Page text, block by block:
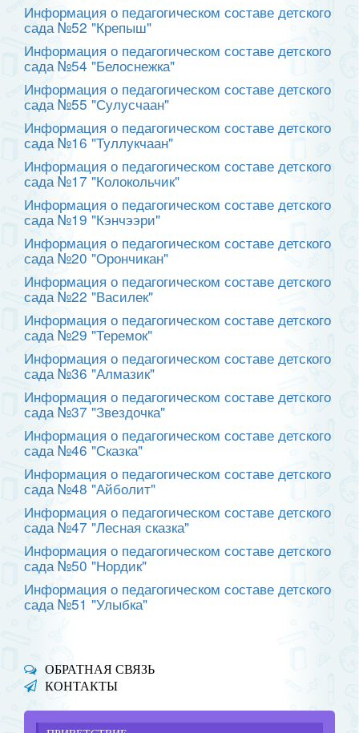
Информация о педагогическом составе детского
сада №52 "Крепыш"
Информация о педагогическом составе детского
сада №54 "Белоснежка"
Информация о педагогическом составе детского
сада №55 "Сулусчаан"
Информация о педагогическом составе детского
сада №16 "Туллукчаан"
Информация о педагогическом составе детского
сада №17 "Колокольчик"
Информация о педагогическом составе детского
сада №19 "Кэнчээри"
Информация о педагогическом составе детского
сада №20 "Орончикан"
Информация о педагогическом составе детского
сада №22 "Василек"
Информация о педагогическом составе детского
сада №29 "Теремок"
Информация о педагогическом составе детского
сада №36 "Алмазик"
Информация о педагогическом составе детского
сада №37 "Звездочка"
Информация о педагогическом составе детского
сада №46 "Сказка"
Информация о педагогическом составе детского
сада №48 "Айболит"
Информация о педагогическом составе детского
сада №47 "Лесная сказка"
Информация о педагогическом составе детского
сада №50 "Нордик"
Информация о педагогическом составе детского
сада №51 "Улыбка"
ОБРАТНАЯ СВЯЗЬ
КОНТАКТЫ